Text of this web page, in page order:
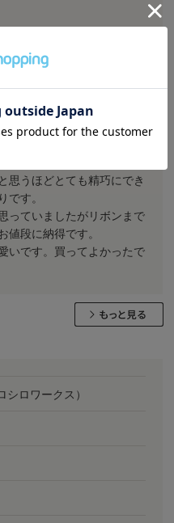
箱も嬉しそうと勝手に思っ
投稿日： 2026年07月01日
思うほどとても精巧にでき
す。
っていましたがリボンまで
段に納得です。
いです。買ってよかったで
ロワークス）